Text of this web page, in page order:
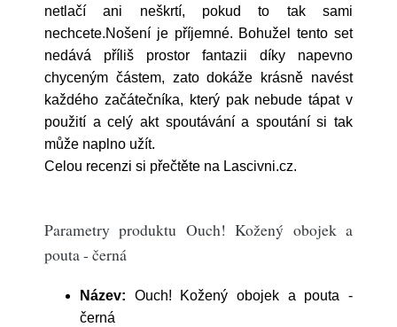
netlačí ani neškrtí, pokud to tak sami
nechcete.Nošení je příjemné. Bohužel tento set
nedává příliš prostor fantazii díky napevno
chyceným částem, zato dokáže krásně navést
každého začátečníka, který pak nebude tápat v
použití a celý akt spoutávání a spoutání si tak
může naplno užít.
Celou recenzi si přečtěte na Lascivni.cz.
Parametry produktu Ouch! Kožený obojek a
pouta - černá
Název: Ouch! Kožený obojek a pouta -
černá